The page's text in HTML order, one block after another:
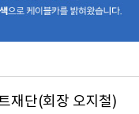
재단(회장 오지철)